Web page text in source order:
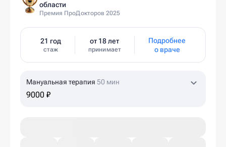
области
Премия ПроДокторов 2025
21 год
стаж
от 18 лет
принимает
Подробнее
о враче
Мануальная терапия 50 мин
9000 ₽